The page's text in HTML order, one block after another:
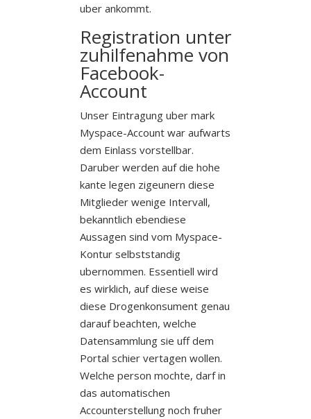
uber ankommt.
Registration unter
zuhilfenahme von
Facebook-
Account
Unser Eintragung uber mark
Myspace-Account war aufwarts
dem Einlass vorstellbar.
Daruber werden auf die hohe
kante legen zigeunern diese
Mitglieder wenige Intervall,
bekanntlich ebendiese
Aussagen sind vom Myspace-
Kontur selbststandig
ubernommen. Essentiell wird
es wirklich, auf diese weise
diese Drogenkonsument genau
darauf beachten, welche
Datensammlung sie uff dem
Portal schier vertagen wollen.
Welche person mochte, darf in
das automatischen
Accounterstellung noch fruher